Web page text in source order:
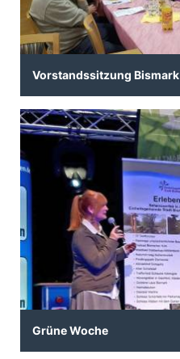
Vorstandssitzung Bismark
Grüne Woche